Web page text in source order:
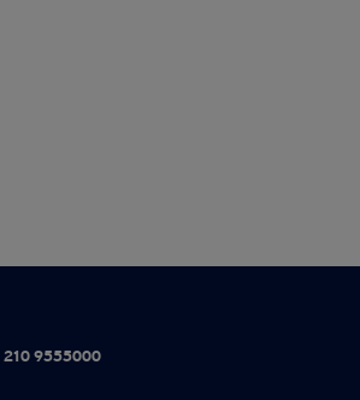
210 9555000